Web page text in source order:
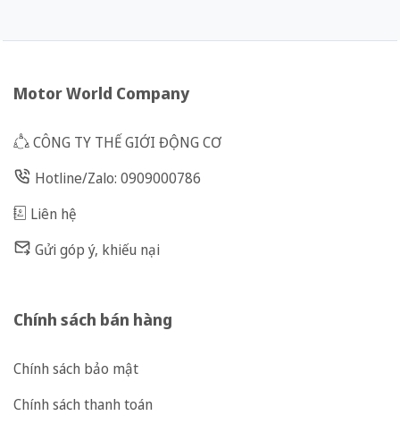
Motor World Company
CÔNG TY THẾ GIỚI ĐỘNG CƠ
Hotline/Zalo: 0909000786
Liên hệ
Gửi góp ý, khiếu nại
Chính sách bán hàng
Chính sách bảo mật
Chính sách thanh toán